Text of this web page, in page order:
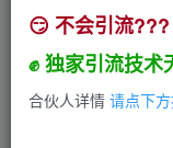
shorts 爆款AI
小助手
2年前发布
😏 不会引流
✊ 独家引流技
合伙人详情 请点下